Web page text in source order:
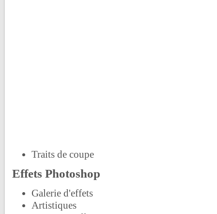
Traits de coupe
Effets Photoshop
Galerie d'effets
Artistiques